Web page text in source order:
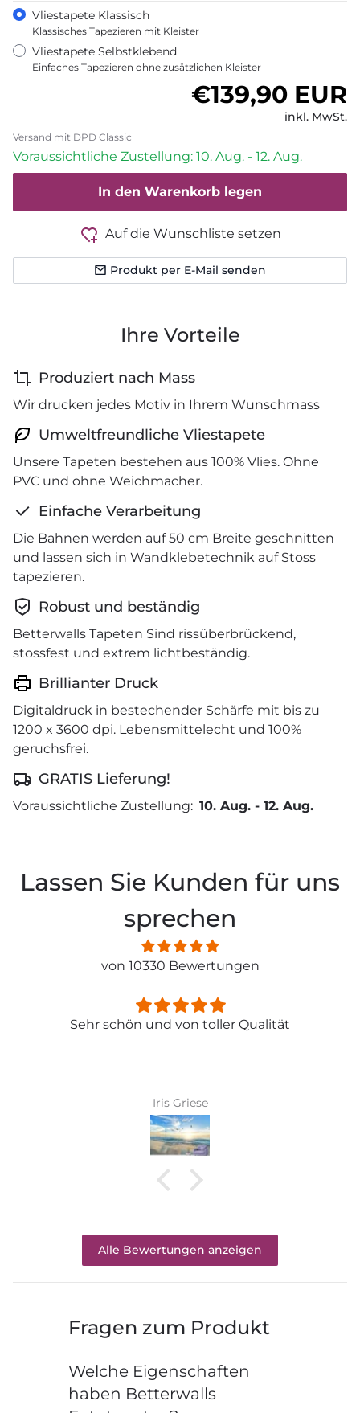
Vliestapete Klassisch
Klassisches Tapezieren mit Kleister
Vliestapete Selbstklebend
Einfaches Tapezieren ohne zusätzlichen Kleister
Normaler
€139,90 EUR
inkl. MwSt.
Versand mit DPD Classic
Voraussichtliche Zustellung: 10. Aug. - 12. Aug.
In den Warenkorb legen
Auf die Wunschliste setzen
Produkt per E-Mail senden
Ihre Vorteile
Produziert nach Mass
Wir drucken jedes Motiv in Ihrem Wunschmass
Umweltfreundliche Vliestapete
Unsere Tapeten bestehen aus 100% Vlies. Ohne
PVC und ohne Weichmacher.
Einfache Verarbeitung
Die Bahnen werden auf 50 cm Breite geschnitten
und lassen sich in Wandklebetechnik auf Stoss
tapezieren.
Robust und beständig
Betterwalls Tapeten Sind rissüberbrückend,
stossfest und extrem lichtbeständig.
Brillianter Druck
Digitaldruck in bestechender Schärfe mit bis zu
1200 x 3600 dpi. Lebensmittelecht und 100%
geruchsfrei.
GRATIS Lieferung!
Voraussichtliche Zustellung: 10. Aug. - 12. Aug.
Lassen Sie Kunden für uns
sprechen
von 10330 Bewertungen
Sehr schön und von toller Qualität
Iris Griese
Alle Bewertungen anzeigen
Fragen zum Produkt
Welche Eigenschaften
haben Betterwalls